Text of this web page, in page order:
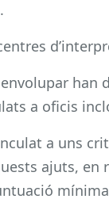
han
a oficis
a uns
ajuts, en